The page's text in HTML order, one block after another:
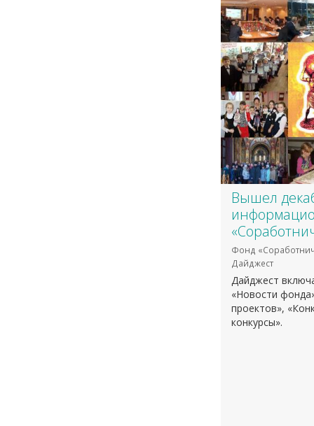
Вышел
Фонд
Дайджест
Дайджест
«Новости
проектов»,
конкурсы».